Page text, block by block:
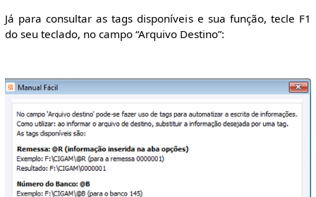
Já para consultar as tags disponíveis e sua função, tecle F1
do seu teclado, no campo “Arquivo Destino”: